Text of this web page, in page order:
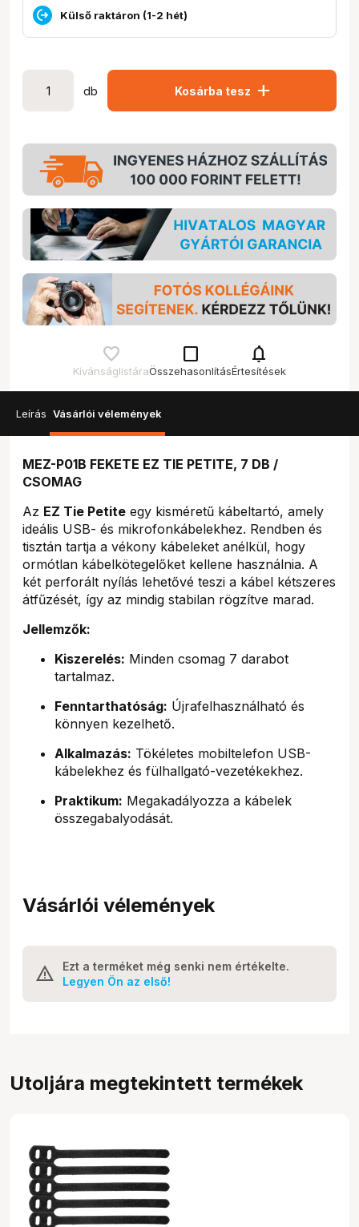
Külső raktáron (1-2 hét)
db Kosárba tesz add
Kívánságlistára
check_box_outline_blank
Összehasonlítás
notifications
Értesítések
Leírás Vásárlói vélemények
MEZ-P01B FEKETE EZ TIE PETITE, 7 DB /
CSOMAG
Az EZ Tie Petite egy kisméretű kábeltartó, amely
ideális USB- és mikrofonkábelekhez. Rendben és
tisztán tartja a vékony kábeleket anélkül, hogy
ormótlan kábelkötegelőket kellene használnia. A
két perforált nyílás lehetővé teszi a kábel kétszeres
átfűzését, így az mindig stabilan rögzítve marad.
Jellemzők:
Kiszerelés: Minden csomag 7 darabot
tartalmaz.
Fenntarthatóság: Újrafelhasználható és
könnyen kezelhető.
Alkalmazás: Tökéletes mobiltelefon USB-
kábelekhez és fülhallgató-vezetékekhez.
Praktikum: Megakadályozza a kábelek
összegabalyodását.
Vásárlói vélemények
Ezt a terméket még senki nem értékelte.
Legyen Ön az első!
Utoljára megtekintett termékek